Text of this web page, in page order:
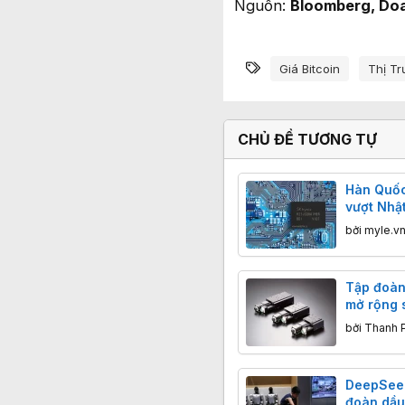
Nguồn: Bloomberg,
Từ khóa
Giá Bitcoin Thị
CHỦ ĐỀ TƯƠNG TỰ
Hàn
vượt
xuất
bởi
Tập
mở rộng
đón đầu
bởi Thanh
đoàn